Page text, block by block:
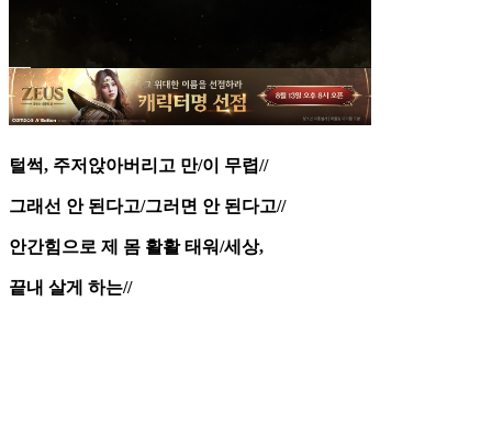
털썩, 주저앉아버리고 만/이 무렵//
그래선 안 된다고/그러면 안 된다고//
안간힘으로 제 몸 활활 태워/세상,
끝내 살게 하는//